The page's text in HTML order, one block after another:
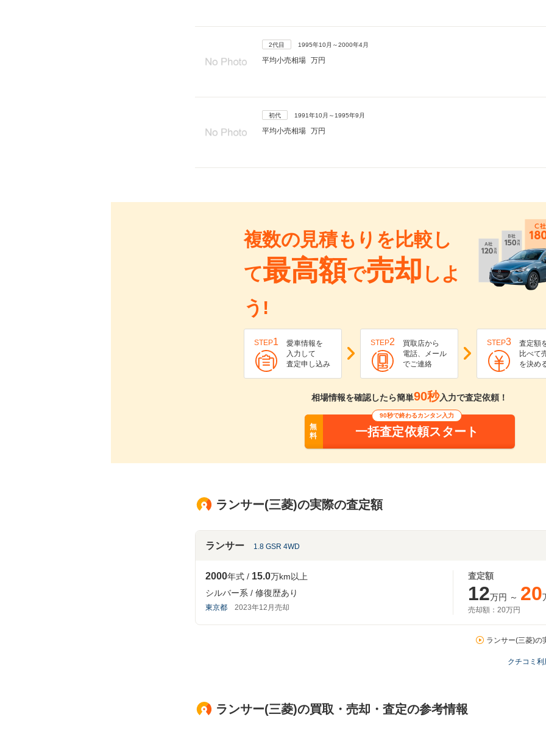
2代目 1995年10月～2000年4月
平均小売相場 万円
初代 1991年10月～1995年9月
平均小売相場 万円
複数の見積もりを比較し
て最高額で売却 しよ
う!
STEP1
愛車情報を
入力して
査定申し込み
STEP2
買取店から
電話、メール
でご連絡
STEP3
査定額
比べて
を決め
相場情報を確認したら簡単90秒入力で査定依頼！
無
料
90秒で終わるカンタン入力
一括査定依頼スタート
ランサー(三菱)の実際の査定額
ランサー 1.8 GSR 4WD
2000年式 15.0万km以上
シルバー系
修復歴あり
東京都 2023年12月売却
査定額
12万円 ～ 20
売却額： 20万円
ランサー(三菱)の
クチコミ
ランサー(三菱)の買取・売却・査定の参考情報